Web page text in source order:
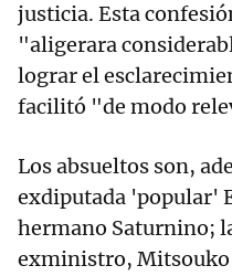
justicia. Esta
"aligerara
lograr el
facilitó "de modo
Los absueltos son,
exdiputada 'popular'
hermano Saturnino;
exministro,